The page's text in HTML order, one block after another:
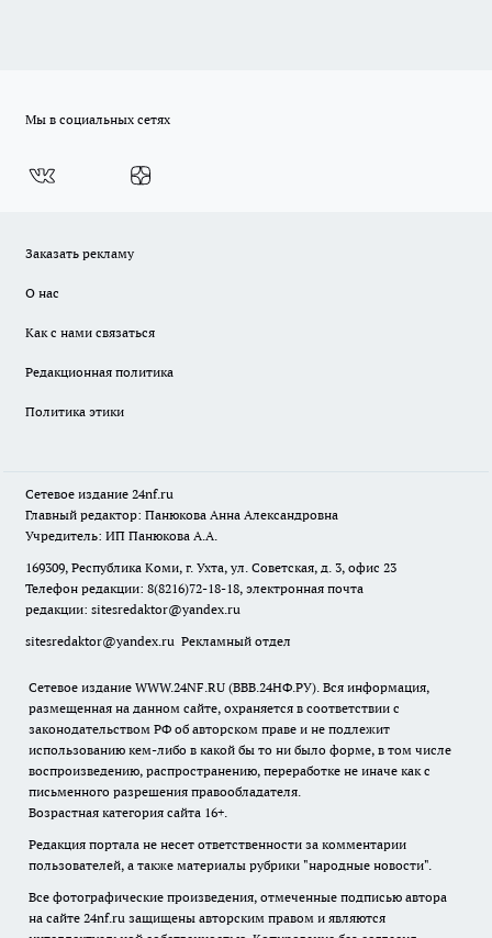
Мы в социальных сетях
Заказать рекламу
О нас
Как с нами связаться
Редакционная политика
Политика этики
Сетевое издание 24nf.ru
Главный редактор: Панюкова Анна Александровна
Учредитель: ИП Панюкова А.А.
169309, Республика Коми, г. Ухта, ул. Советская, д. 3, офис 23
Телефон редакции: 8(8216)72-18-18, электронная почта
редакции: sitesredaktor@yandex.ru
sitesredaktor@yandex.ru Рекламный отдел
Сетевое издание WWW.24NF.RU (ВВВ.24НФ.РУ). Вся информация,
размещенная на данном сайте, охраняется в соответствии с
законодательством РФ об авторском праве и не подлежит
использованию кем-либо в какой бы то ни было форме, в том числе
воспроизведению, распространению, переработке не иначе как с
письменного разрешения правообладателя.
Возрастная категория сайта 16+.
Редакция портала не несет ответственности за комментарии
пользователей, а также материалы рубрики "народные новости".
Все фотографические произведения, отмеченные подписью автора
на сайте 24nf.ru защищены авторским правом и являются